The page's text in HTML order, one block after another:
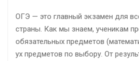
ОГЭ — это главный экзамен для
страны. Как мы знаем, ученикам
обязательных предметов
ух предметов по выбору. От